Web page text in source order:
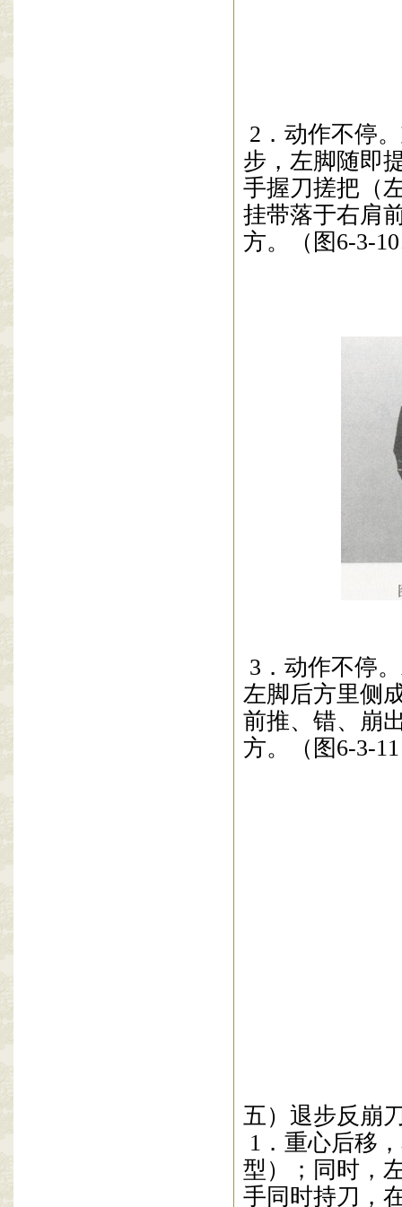
2 ．动作不停
步，左脚随即
手握刀搓把（
挂带落于右肩
方。（图 6-3-10
3 ．动作不停。
左脚后方里侧
前推、错、崩
方。（图 6-3-11
五）退步反崩
1 ．重心后移
型）； 同时，
手同时持刀，